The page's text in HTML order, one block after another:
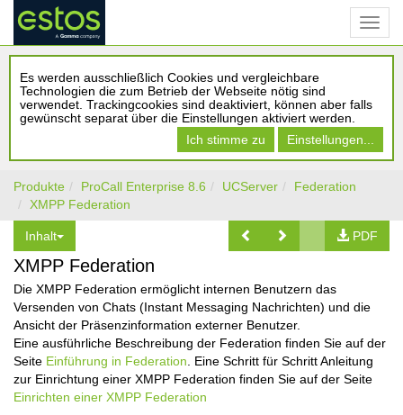
Es werden ausschließlich Cookies und vergleichbare
Technologien die zum Betrieb der Webseite nötig sind
verwendet. Trackingcookies sind deaktiviert, können aber falls
gewünscht separat über die Einstellungen aktiviert werden.
Ich stimme zu
Einstellungen...
Produkte ProCall Enterprise 8.6 UCServer
Federation
XMPP Federation
Inhalt PDF
XMPP Federation
Die XMPP Federation ermöglicht internen Benutzern das
Versenden von Chats (Instant Messaging Nachrichten) und die
Ansicht der Präsenzinformation externer Benutzer.
Eine ausführliche Beschreibung der Federation finden Sie auf der
Seite Einführung in Federation . Eine Schritt für Schritt Anleitung
zur Einrichtung einer XMPP Federation finden Sie auf der Seite
Einrichten einer XMPP Federation